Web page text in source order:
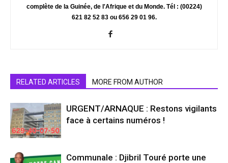
complète de la Guinée, de l'Afrique et du Monde. Tél : (00224)
621 82 52 83 ou 656 29 01 96.
RELATED ARTICLES MORE FROM AUTHOR
URGENT/ARNAQUE : Restons vigilants
face à certains numéros !
Communale : Djibril Touré porte une